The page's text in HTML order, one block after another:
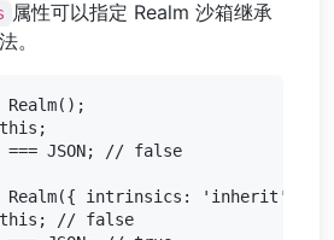
属性可以指定 Realm 沙箱继承
。
=== JSON; // false
Realm({ intrinsics: 'inherit' });
this; // false